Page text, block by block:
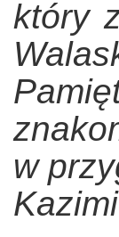
który
w